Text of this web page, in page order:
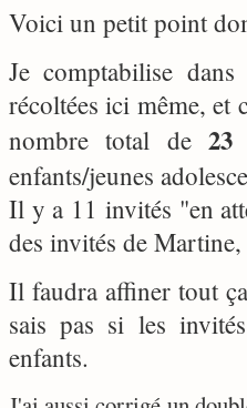
Voici un petit point
Je comptabilise
récoltées ici même, et
nombre total de 23
enfants/jeunes
Il y a 11 invités "en
des invités de
Il faudra affiner tout
sais pas si les
enfants.